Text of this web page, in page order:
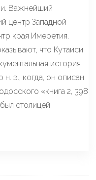
Важнейший
центр Западной
края Имеретия.
что Кутаиси
история
н. э., когда, он описан
«книга 2, 398
столицей